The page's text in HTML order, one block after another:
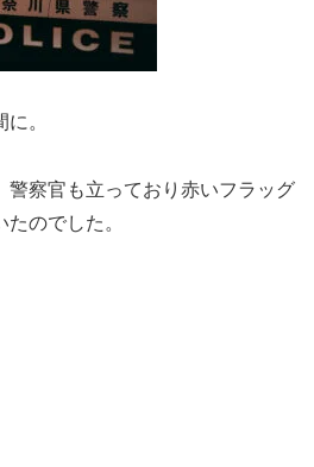
。
警察官も立っており赤いフラッグ
のでした。